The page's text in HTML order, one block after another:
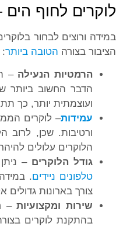
לוקרים לחוף הים
במידה ורוצים לבחור
הציבור בצורה הטובה ביותר:
הרמטיות הנעילה –
הדבר החשוב ביותר
ועוצמתית יותר, כך
עמידות– לוקרים
ורטיבות. שכן, לרוב
הלוקרים עלולים
גודל הלוקרים–
טלפונים ניידים.
צורך בארונות
שירות ומקצועיות–
בהתקנת לוקרים